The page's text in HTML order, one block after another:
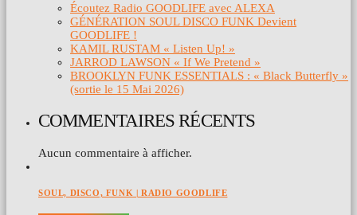
Écoutez Radio GOODLIFE avec ALEXA
GÉNÉRATION SOUL DISCO FUNK Devient
GOODLIFE !
KAMIL RUSTAM « Listen Up! »
JARROD LAWSON « If We Pretend »
BROOKLYN FUNK ESSENTIALS : « Black Butterfly »
(sortie le 15 Mai 2026)
COMMENTAIRES RÉCENTS
Aucun commentaire à afficher.
SOUL, DISCO, FUNK | RADIO GOODLIFE